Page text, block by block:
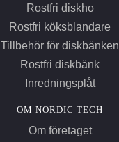
Rostfri diskho
Rostfri köksblandare
Tillbehör för diskbänken
Rostfri diskbänk
Inredningsplåt
OM NORDIC TECH
Om företaget